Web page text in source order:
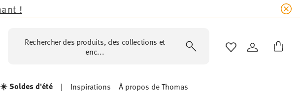
Rechercher des produits, des collections et
enc...
LISTE DECONNEXION
☀️ Soldes d'été | Inspirations À propos de Thomas